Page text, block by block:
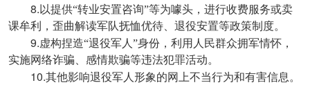
8. 以提供“转业安置咨询”等为噱头，进行收费服务或卖
课牟利，歪曲解读军队抚恤优待、退役安置等政策制度。
9.虚构捏造“退役军人”身份，利用人民群众拥军情怀，
实施网络诈骗、感情欺骗等违法犯罪活动。
10.其他影响退役军人形象的网上不当行为和有害信息。